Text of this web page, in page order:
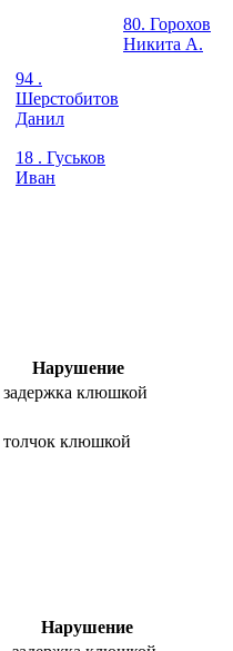
80. Горохов
Никита А.
94 .
Шерстобитов
Данил
18 . Гуськов
Иван
Нарушение
задержка клюшкой
толчок клюшкой
Нарушение